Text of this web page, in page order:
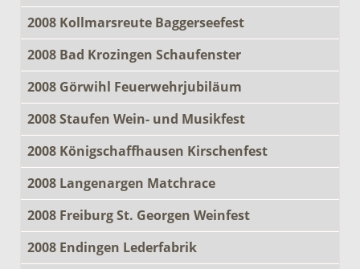
2008 Kollmarsreute Baggerseefest
2008 Bad Krozingen Schaufenster
2008 Görwihl Feuerwehrjubiläum
2008 Staufen Wein- und Musikfest
2008 Königschaffhausen Kirschenfest
2008 Langenargen Matchrace
2008 Freiburg St. Georgen Weinfest
2008 Endingen Lederfabrik